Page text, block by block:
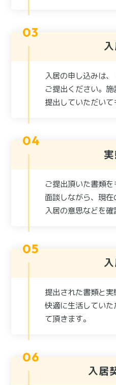
入居の申し込みは
ご提出ください。施
提出していただいて
ご提出頂いた書類
面談しながら、現在
入居の意思などを確
提出された書類と
快適に生活してい
て頂きます。
入居